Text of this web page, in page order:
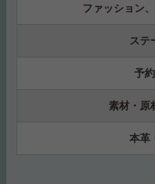
ファッション
ステ
予
素材・原
本革